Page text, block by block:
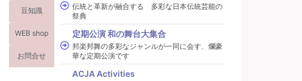
豆知識
WEB shop
お問合せ
伝統と革新が融合する 多彩な日本伝統芸能の
祭典
定期公演 和の舞台大集合
邦楽邦舞の多彩なジャンルが一同に会す、爛豪
華な定期公演です
ACJA Activities